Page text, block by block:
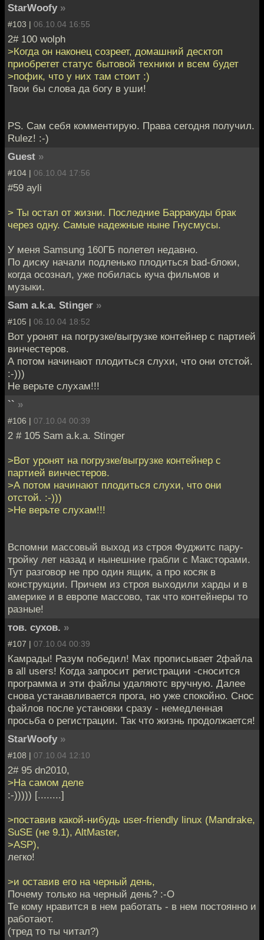
StarWoofy »
#103 | 06.10.04 16:55
2# 100 wolph
>Когда он наконец созреет, домашний десктоп
приобретет статус бытовой техники и всем будет
>пофик, что у них там стоит :)
Твои бы слова да богу в уши!
PS. Сам себя комментирую. Права сегодня получил.
Rulez! :-)
Guest »
#104 | 06.10.04 17:56
#59 ayli
> Ты остал от жизни. Последние Барракуды брак
через одну. Самые надежные ныне Гнусмусы.
У меня Samsung 160ГБ полетел недавно.
По диску начали подленько плодиться bad-блоки,
когда осознал, уже побилась куча фильмов и
музыки.
Sam a.k.a. Stinger »
#105 | 06.10.04 18:52
Вот уронят на погрузке/выгрузке контейнер с партией
винчестеров.
А потом начинают плодиться слухи, что они отстой.
:-)))
Не верьте слухам!!!
`` »
#106 | 07.10.04 00:39
2 # 105 Sam a.k.a. Stinger
>Вот уронят на погрузке/выгрузке контейнер с
партией винчестеров.
>А потом начинают плодиться слухи, что они
отстой. :-)))
>Не верьте слухам!!!
Вспомни массовый выход из строя Фуджитс пару-
тройку лет назад и нынешние грабли с Максторами.
Тут разговор не про один ящик, а про косяк в
конструкции. Причем из строя выходили харды и в
америке и в европе массово, так что контейнеры то
разные!
тов. сухов. »
#107 | 07.10.04 00:39
Камрады! Разум победил! Мах прописывает 2файла
в all users! Когда запросит регистрации -сносится
программа и эти файлы удаляютс вручную. Далее
снова устанавливается прога, но уже спокойно. Снос
файлов после установки сразу - немедленная
просьба о регистрации. Так что жизнь продолжается!
StarWoofy »
#108 | 07.10.04 12:10
2# 95 dn2010,
>На самом деле
:-))))) [........]
>поставив какой-нибудь user-friendly linux (Mandrake,
SuSE (не 9.1), AltMaster,
>ASP),
легко!
>и оставив его на черный день,
Почему только на черный день? :-O
Те кому нравится в нем работать - в нем постоянно и
работают.
(тред то ты читал?)